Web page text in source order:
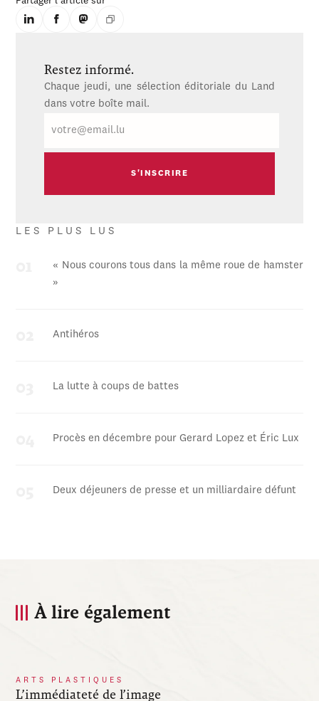
Restez informé.
Chaque jeudi, une sélection éditoriale du Land
dans votre boîte mail.
mail
LES PLUS LUS
« Nous courons tous dans la même roue de hamster
»
Antihéros
La lutte à coups de battes
Procès en décembre pour Gerard Lopez et Éric Lux
Deux déjeuners de presse et un milliardaire défunt
À lire également
ARTS PLASTIQUES
L’immédiateté de l’image